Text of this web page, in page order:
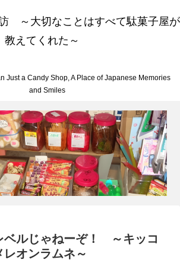
～大切なことはすべて駄菓子屋が
教えてくれた～
Just a Candy Shop, A Place of Japanese Memories
and Smiles
ベルじゃねーぞ！ ～キッコ
オンラムネ～